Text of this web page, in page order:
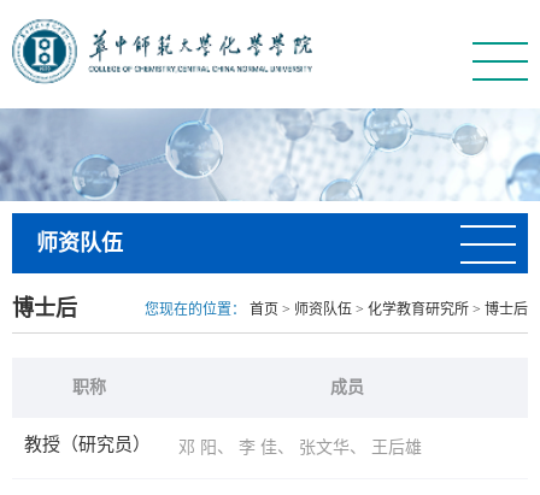
师资队伍
博士后 您现在的位置： 首页 > 师资队伍 > 化学教育研究所 > 博士后
职称 成员
教授（研究员） 邓 阳 、 李 佳、 张文华、 王后雄